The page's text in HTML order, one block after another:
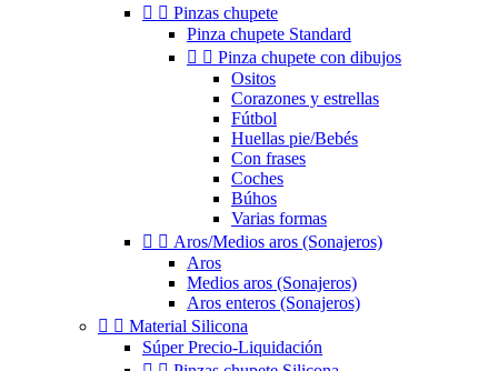
  Pinzas chupete
Pinza chupete Standard
  Pinza chupete con dibujos
Ositos
Corazones y estrellas
Fútbol
Huellas pie/Bebés
Con frases
Coches
Búhos
Varias formas
  Aros/Medios aros (Sonajeros)
Aros
Medios aros (Sonajeros)
Aros enteros (Sonajeros)
  Material Silicona
Súper Precio-Liquidación